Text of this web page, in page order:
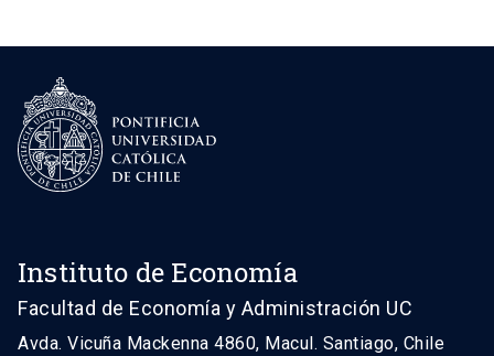
Instituto de Economía
Facultad de Economía y Administración UC
Avda. Vicuña Mackenna 4860, Macul. Santiago, Chile